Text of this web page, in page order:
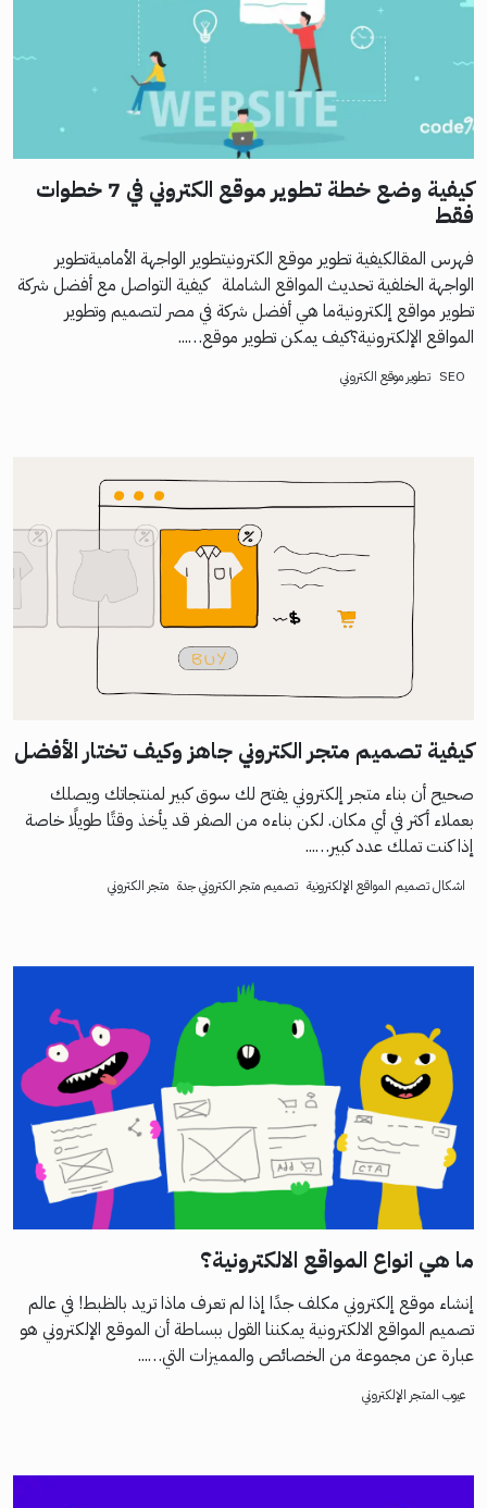
كيفية وضع خطة تطوير موقع الكتروني في 7 خطوات
فقط
فهرس المقالكيفية تطوير موقع الكترونيتطوير الواجهة الأماميةتطوير
الواجهة الخلفية تحديث المواقع الشاملة كيفية التواصل مع أفضل شركة
تطوير مواقع إلكترونيةما هي أفضل شركة في مصر لتصميم وتطوير
المواقع الإلكترونية؟كيف يمكن تطوير موقع…...
SEO تطوير موقع الكتروني
كيفية تصميم متجر الكتروني جاهز وكيف تختار الأفضل
صحيح أن بناء متجر إلكتروني يفتح لك سوق كبير لمنتجاتك ويصلك
بعملاء أكثر في أي مكان. لكن بناءه من الصفر قد يأخذ وقتًا طويلًا خاصة
إذا كنت تملك عدد كبير…...
اشكال تصميم المواقع الإلكترونية تصميم متجر الكتروني جدة متجر الكتروني
ما هي انواع المواقع الالكترونية؟
إنشاء موقع إلكتروني مكلف جدًا إذا لم تعرف ماذا تريد بالظبط! في عالم
تصميم المواقع الالكترونية يمكننا القول ببساطة أن الموقع الإلكتروني هو
عبارة عن مجموعة من الخصائص والمميزات التي…...
عيوب المتجر الإلكتروني